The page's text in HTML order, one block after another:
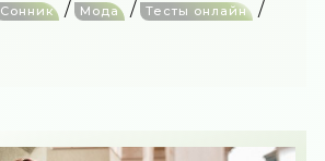
Сонник / Мода / Тесты онлайн /